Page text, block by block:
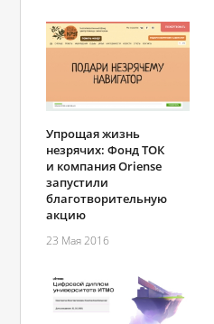
Упрощая жизнь
незрячих: Фонд ТОК
и компания Oriense
запустили
благотворительную
акцию
23 Мая 2016